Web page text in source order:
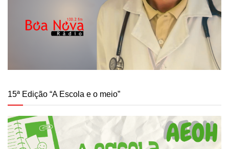
15ª Edição “A Escola e o meio”